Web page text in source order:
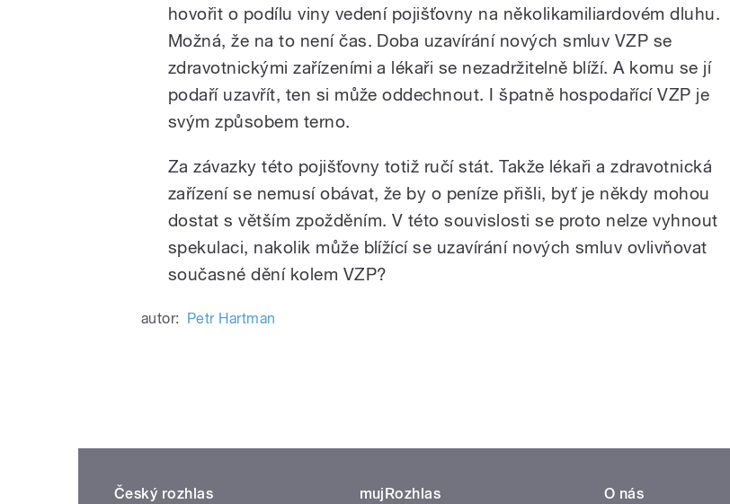
hovořit o podílu viny vedení pojišťovny na několikamiliardovém dluhu.
Možná, že na to není čas. Doba uzavírání nových smluv VZP se
zdravotnickými zařízeními a lékaři se nezadržitelně blíží. A komu se jí
podaří uzavřít, ten si může oddechnout. I špatně hospodařící VZP je
svým způsobem terno.
Za závazky této pojišťovny totiž ručí stát. Takže lékaři a zdravotnická
zařízení se nemusí obávat, že by o peníze přišli, byť je někdy mohou
dostat s větším zpožděním. V této souvislosti se proto nelze vyhnout
spekulaci, nakolik může blížící se uzavírání nových smluv ovlivňovat
současné dění kolem VZP?
autor: Petr Hartman
Český rozhlas mujRozhlas O nás